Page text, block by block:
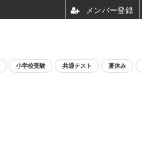
小学校受験 共通テスト 夏休み